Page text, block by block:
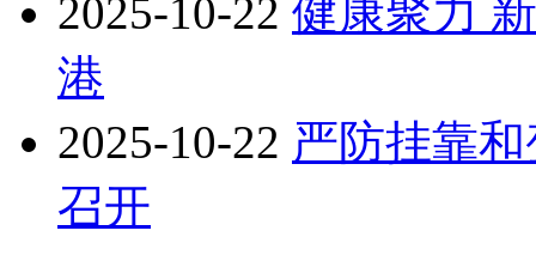
2025-10-22 健康聚力
港
2025-10-22 严防挂靠
召开